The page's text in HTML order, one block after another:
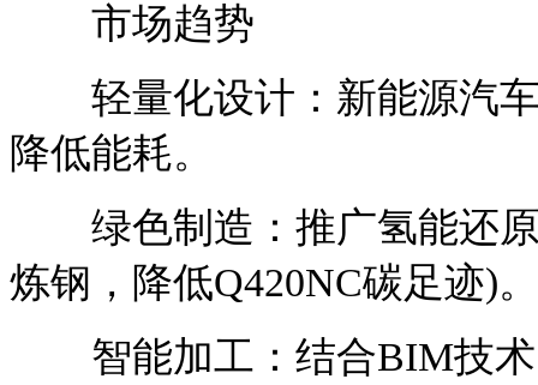
市场趋势
轻量化设计：新能源汽车
降低能耗。
绿色制造：推广氢能还原
炼钢，降低Q420NC碳足迹)。
智能加工：结合BIM技术